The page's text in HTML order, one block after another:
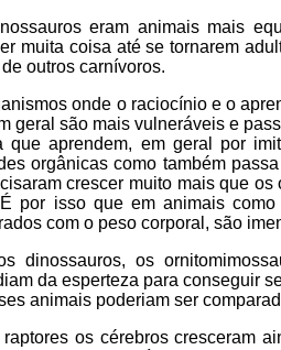
eram animais mais
muita coisa até se tornarem
outros carnívoros.
onde o raciocínio e o
geral são mais vulneráveis e
que aprendem, em geral por
orgânicas como também
crescer muito mais que
por isso que em animais
com o peso corporal, são
dinossauros, os
da esperteza para conseguir
animais poderiam ser
os cérebros cresceram